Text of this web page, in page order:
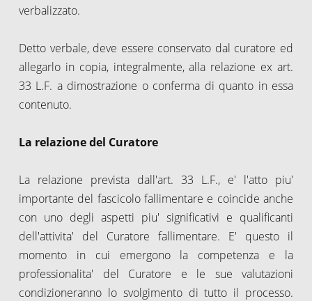
verbalizzato.
Detto verbale, deve essere conservato dal curatore ed
allegarlo in copia, integralmente, alla relazione ex art.
33 L.F. a dimostrazione o conferma di quanto in essa
contenuto.
La relazione del Curatore
La relazione prevista dall'art. 33 L.F., e' l'atto piu'
importante del fascicolo fallimentare e coincide anche
con uno degli aspetti piu' significativi e qualificanti
dell'attivita' del Curatore fallimentare. E' questo il
momento in cui emergono la competenza e la
professionalita' del Curatore e le sue valutazioni
condizioneranno lo svolgimento di tutto il processo.